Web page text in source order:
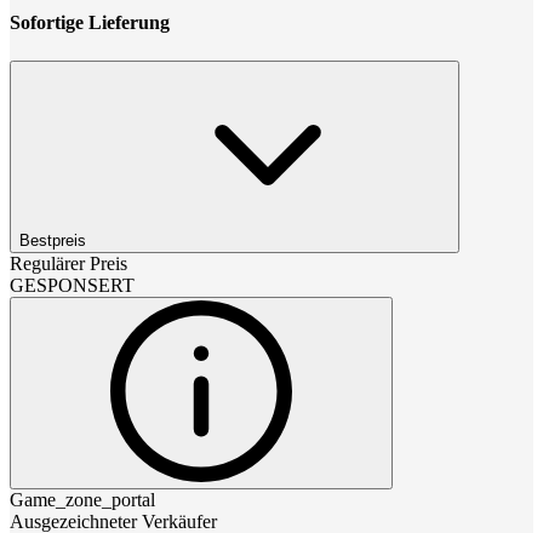
Sofortige Lieferung
Bestpreis
Regulärer Preis
GESPONSERT
Game_zone_portal
Ausgezeichneter Verkäufer